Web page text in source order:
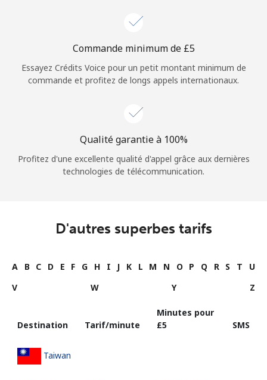
Commande minimum de ⁦£5⁩
Essayez Crédits Voice pour un petit montant minimum de
commande et profitez de longs appels internationaux.
Qualité garantie à 100%
Profitez d'une excellente qualité d'appel grâce aux dernières
technologies de télécommunication.
D'autres superbes tarifs
A B C D E F G H I J K L M N O P Q R S T
U
V
W Y Z
Destination Tarif/minute
Minutes pour
⁦£5⁩
SMS
Taiwan